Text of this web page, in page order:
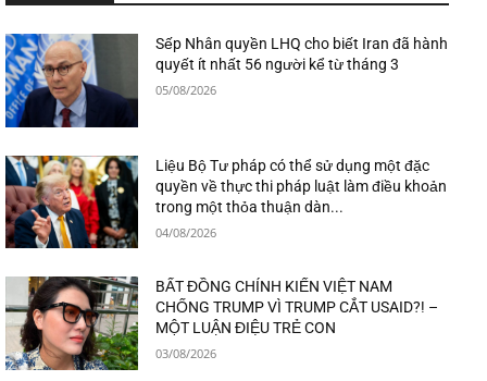
Sếp Nhân quyền LHQ cho biết Iran đã hành
quyết ít nhất 56 người kể từ tháng 3
05/08/2026
Liệu Bộ Tư pháp có thể sử dụng một đặc
quyền về thực thi pháp luật làm điều khoản
trong một thỏa thuận dàn...
04/08/2026
BẤT ĐỒNG CHÍNH KIẾN VIỆT NAM
CHỐNG TRUMP VÌ TRUMP CẮT USAID?! –
MỘT LUẬN ĐIỆU TRẺ CON
03/08/2026